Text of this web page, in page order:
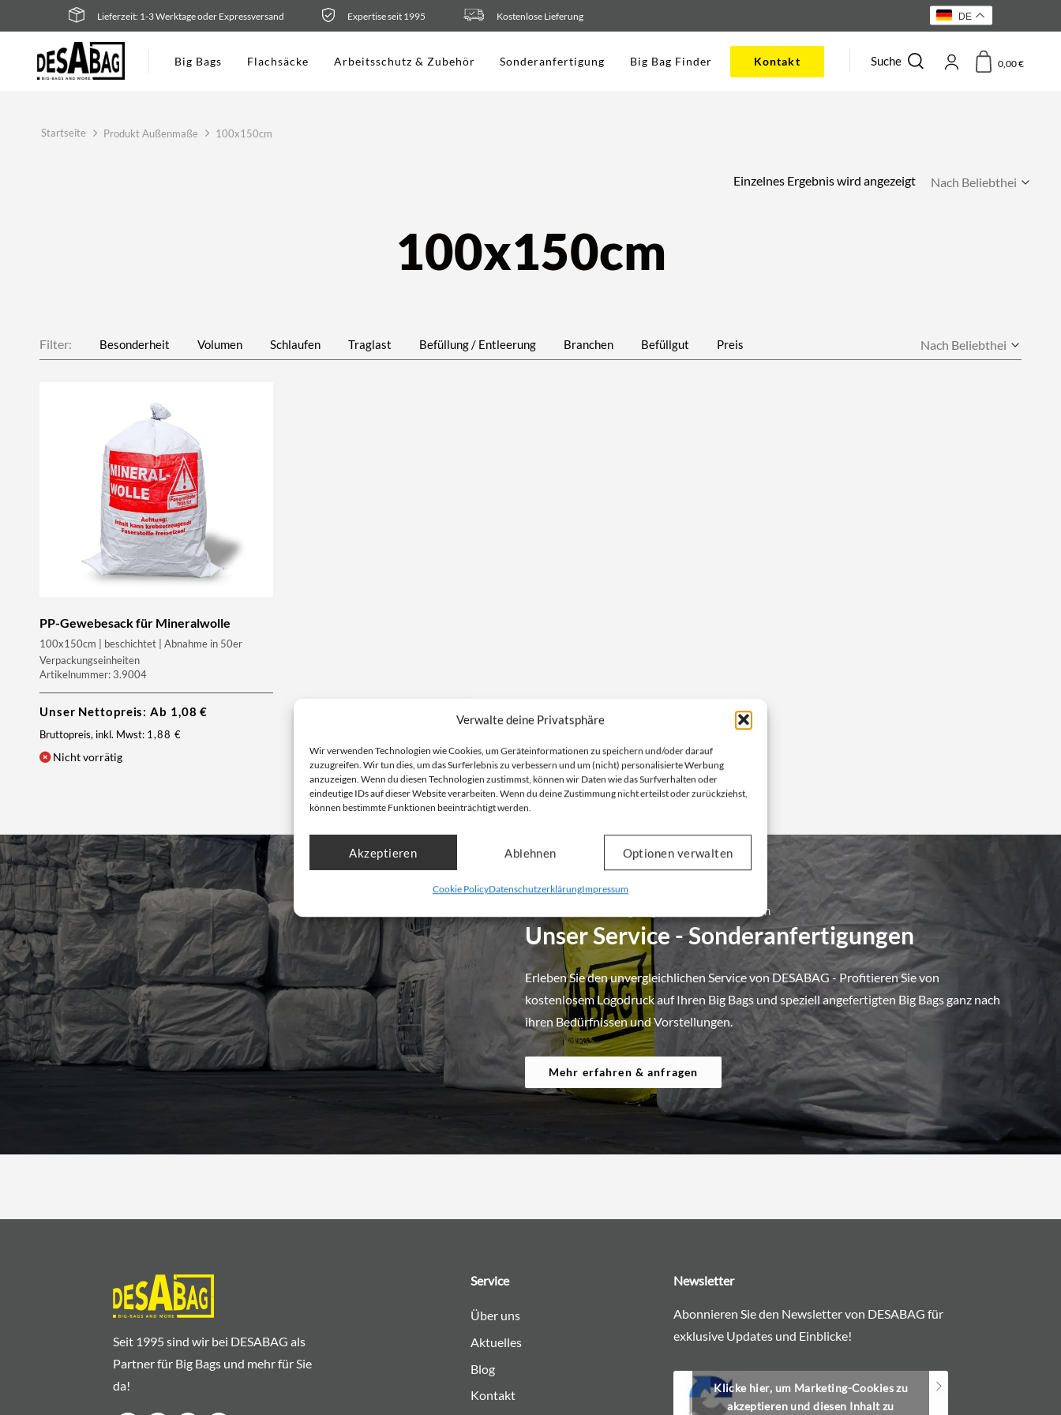
Verwalte deine Privatsphäre
Wir verwenden Technologien wie Cookies, um Geräteinformationen zu speichern und/oder darauf
zuzugreifen. Wir tun dies, um das Surferlebnis zu verbessern und um (nicht) personalisierte Werbung
anzuzeigen. Wenn du diesen Technologien zustimmst, können wir Daten wie das Surfverhalten oder
eindeutige IDs auf dieser Website verarbeiten. Wenn du deine Zustimmung nicht erteilst oder zurückziehst,
können bestimmte Funktionen beeinträchtigt werden.
Akzeptieren Ablehnen Optionen verwalten
Cookie PolicyDatenschutzerklärungImpressum
Lieferzeit: 1-3 Werktage oder Expressversand Expertise seit 1995 Kostenlose Lieferung DE
Big Bags Flachsäcke Arbeitsschutz & Zubehör Sonderanfertigung Big Bag Finder Kontakt Suche 0,00€
Startseite Produkt Außenmaße 100x150cm
Einzelnes Ergebnis wird angezeigt
100x150cm
Filter: Besonderheit Volumen Schlaufen Traglast Befüllung / Entleerung Branchen Befüllgut Preis
PP-Gewebesack für Mineralwolle
100x150cm | beschichtet | Abnahme in 50er
Verpackungseinheiten
Artikelnummer: 3.9004
Unser Nettopreis: Ab 1,08€
Bruttopreis, inkl. Mwst: 1,88 €
Nicht vorrätig
Ganz individuelle Big Bags für ihr Unternehmen
Unser Service - Sonderanfertigungen
Erleben Sie den unvergleichlichen Service von DESABAG - Profitieren Sie von
kostenlosem Logodruck auf Ihren Big Bags und speziell angefertigten Big Bags ganz nach
ihren Bedürfnissen und Vorstellungen.
Mehr erfahren & anfragen
Seit 1995 sind wir bei DESABAG als
Partner für Big Bags und mehr für Sie
da!
Service
Über uns
Aktuelles
Blog
Kontakt
Newsletter
Abonnieren Sie den Newsletter von DESABAG für
exklusive Updates und Einblicke!
Klicke hier, um Marketing-Cookies zu
akzeptieren und diesen Inhalt zu